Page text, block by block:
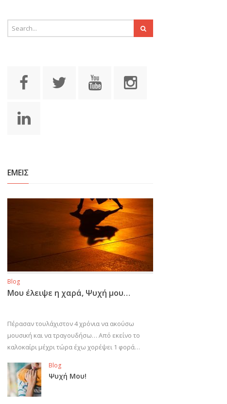
ΕΜΕΙΣ
Blog
Μου έλειψε η χαρά, Ψυχή μου…
Πέρασαν τουλάχιστον 4 χρόνια να ακούσω
μουσική και να τραγουδήσω… Από εκείνο το
καλοκαίρι μέχρι τώρα έχω χορέψει 1 φορά…
Blog
Ψυχή Μου!